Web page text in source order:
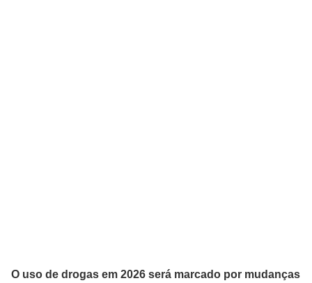
O uso de drogas em 2026 será marcado por mudanças